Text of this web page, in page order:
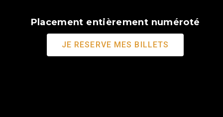
Placement entièrement numéroté
JE RÉSERVE MES BILLETS